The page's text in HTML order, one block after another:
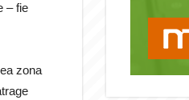
– fie
zona